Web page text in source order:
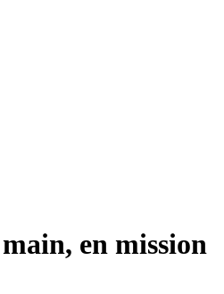
en mission